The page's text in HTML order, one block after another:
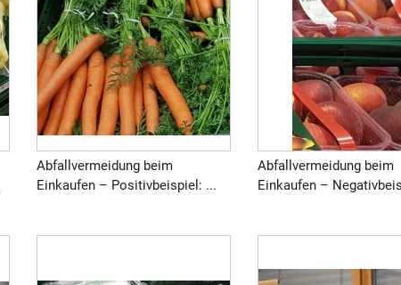
Abfallvermeidung beim
Einkaufen – Positivbeispiel: ...
Abfallvermeidung beim
Einkaufen –